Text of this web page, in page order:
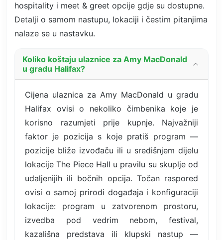
hospitality i meet & greet opcije gdje su dostupne.
Detalji o samom nastupu, lokaciji i čestim pitanjima
nalaze se u nastavku.
Koliko koštaju ulaznice za Amy MacDonald
u gradu Halifax?
Cijena ulaznica za Amy MacDonald u gradu
Halifax ovisi o nekoliko čimbenika koje je
korisno razumjeti prije kupnje. Najvažniji
faktor je pozicija s koje pratiš program —
pozicije bliže izvođaču ili u središnjem dijelu
lokacije The Piece Hall u pravilu su skuplje od
udaljenijih ili bočnih opcija. Točan raspored
ovisi o samoj prirodi događaja i konfiguraciji
lokacije: program u zatvorenom prostoru,
izvedba pod vedrim nebom, festival,
kazališna predstava ili klupski nastup —